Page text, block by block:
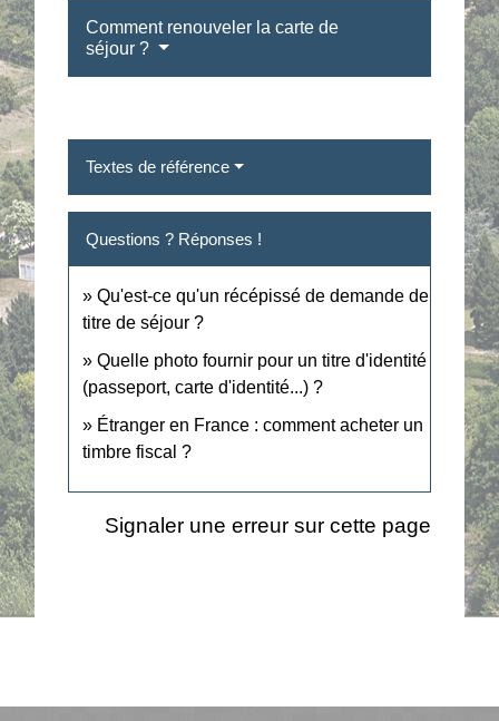
Comment renouveler la carte de
séjour ?
Textes de référence
Questions ? Réponses !
Qu'est-ce qu'un récépissé de demande de
titre de séjour ?
Quelle photo fournir pour un titre d'identité
(passeport, carte d'identité...) ?
Étranger en France : comment acheter un
timbre fiscal ?
Signaler une erreur sur cette page